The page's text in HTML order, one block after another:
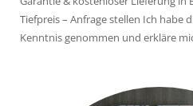
Tiefpreis – Anfrage stellen Ich habe
Kenntnis genommen und erkläre